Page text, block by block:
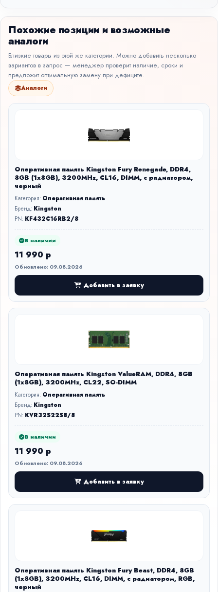
Похожие позиции и возможные
аналоги
Близкие товары из этой же категории. Можно добавить несколько
вариантов в запрос — менеджер проверит наличие, сроки и
предложит оптимальную замену при дефиците.
Аналоги
Оперативная память Kingston Fury Renegade, DDR4,
8GB (1x8GB), 3200MHz, CL16, DIMM, с радиатором,
черный
Категория: Оперативная память
Бренд: Kingston
PN: KF432C16RB2/8
В наличии
11 990 р
Обновлено: 09.08.2026
Добавить в заявку
Оперативная память Kingston ValueRAM, DDR4, 8GB
(1x8GB), 3200MHz, CL22, SO-DIMM
Категория: Оперативная память
Бренд: Kingston
PN: KVR32S22S8/8
В наличии
11 990 р
Обновлено: 09.08.2026
Добавить в заявку
Оперативная память Kingston Fury Beast, DDR4, 8GB
(1x8GB), 3200MHz, CL16, DIMM, с радиатором, RGB,
черный